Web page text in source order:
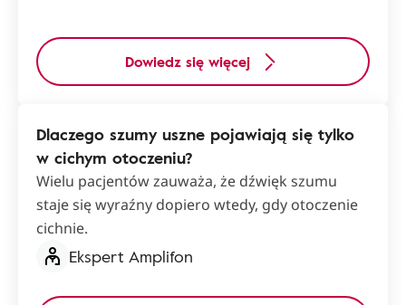
Dowiedz się więcej
Dlaczego szumy uszne pojawiają się tylko
w cichym otoczeniu?
Wielu pacjentów zauważa, że dźwięk szumu
staje się wyraźny dopiero wtedy, gdy otoczenie
cichnie.
Ekspert Amplifon